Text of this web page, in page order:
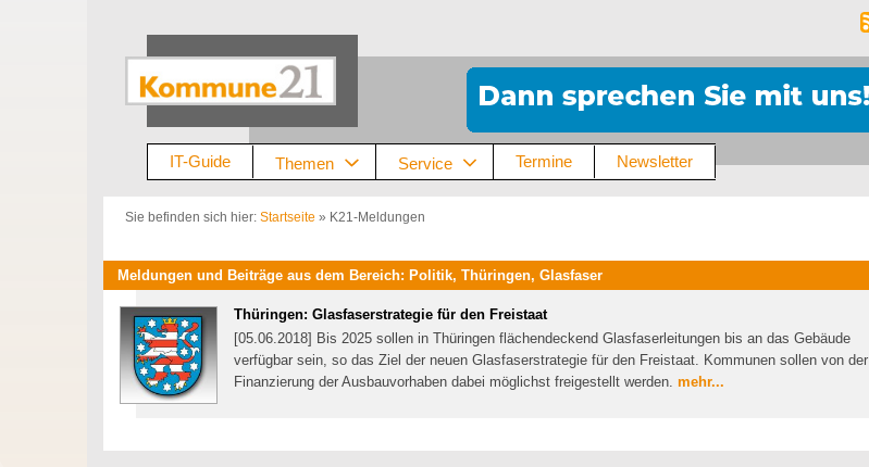
IT-Guide Themen Service Termine Newsletter
Sie befinden sich hier: Startseite » K21-Meldungen
Meldungen und Beiträge aus dem Bereich: Politik, Thüringen, Glasfaser
Thüringen: Glasfaserstrategie für den Freistaat
[05.06.2018] Bis 2025 sollen in Thüringen flächendeckend Glasfaserleitungen bis an das Gebäude
verfügbar sein, so das Ziel der neuen Glasfaserstrategie für den Freistaat. Kommunen sollen von der
Finanzierung der Ausbauvorhaben dabei möglichst freigestellt werden. mehr...